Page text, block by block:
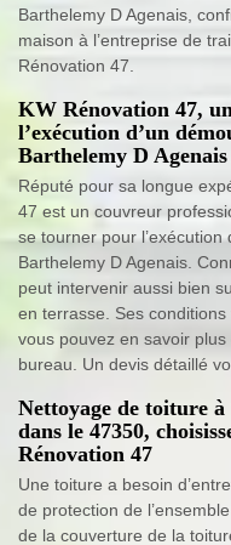
Barthelemy D Agenais,
maison à l’entreprise de
Rénovation 47.
KW Rénovation 47,
l’exécution d’un
Barthelemy D Agenais
Réputé pour sa longue
47 est un couvreur
se tourner pour l’exécution
Barthelemy D Agenais.
peut intervenir aussi bien
en terrasse. Ses
vous pouvez en savoir
bureau. Un devis détaillé
Nettoyage de toiture
dans le 47350,
Rénovation 47
Une toiture a besoin
de protection de
de la couverture de la